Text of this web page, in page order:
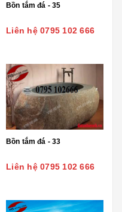
Bồn tắm đá - 35
Liên hệ 0795 102 666
Bồn tắm đá - 33
Liên hệ 0795 102 666